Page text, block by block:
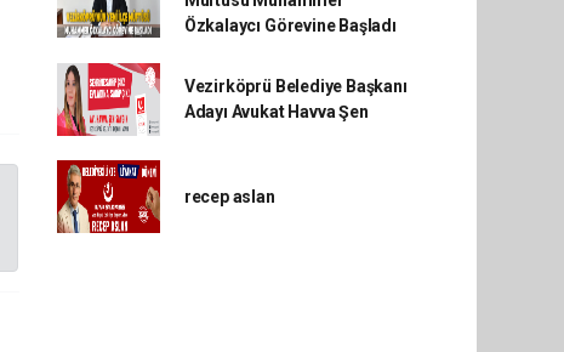
Özkalaycı Görevine Başladı
Vezirköprü Belediye Başkanı
Adayı Avukat Havva Şen
recep aslan